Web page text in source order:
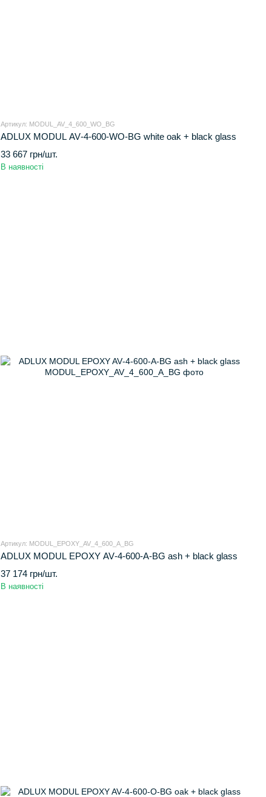
Артикул: MODUL_AV_4_600_WO_BG
ADLUX MODUL AV‑4‑600‑WO‑BG white oak + black glass
33 667 грн/шт.
В наявності
Артикул: MODUL_EPOXY_AV_4_600_A_BG
ADLUX MODUL EPOXY AV‑4‑600‑A‑BG ash + black glass
37 174 грн/шт.
В наявності